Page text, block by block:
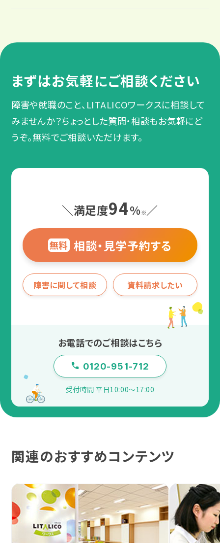
目安となります。
住民税課税対象世帯となっているかどうかを知り
たい場合は、自治体へ確認してみましょう。
LITALICOワークスでは、現利用者の自己負担状
況についてのご説明や、利用申請時のサポートも
行っています。
利用料金がかかるか相談する
取得している場合、交通費の割引がうけられるこ
は、お近くの自治体へ確認してみましょう。
で働くことを目指し、そのサポートをする場所です。
りません。
まずはお気軽にご相談ください
障害や就職のこと、LITALICOワークスに相談して
みませんか？ちょっとした質問・相談もお気軽にど
うぞ。無料でご相談いただけます。
＼満足度94%※／
無料 相談・見学予約する
障害に関して相談 資料請求したい
お電話でのご相談はこちら
0120-951-712
受付時間 平日10:00〜17:00
関連のおすすめコンテンツ